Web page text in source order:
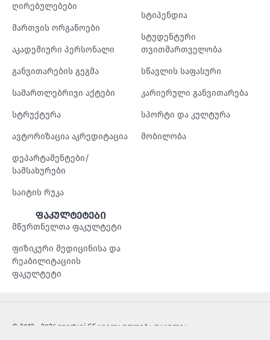
ღირებულებები
მართვის ორგანოები
აკადემიური პერსონალი
განვითარების გეგმა
სამართლებრივი აქტები
სტრუქტურა
ავტორიზაცია აკრედიტაცია
დეპარტამენტები/
სამსახურები
საიტის რუკა
სტიპენდია
სტუდენტური
თვითმართველობა
სწავლის საფასური
კარიერული განვითარება
სპორტი და კულტურა
მობილობა
ფაკულტეტები
მწვრთნელთა ფაკულტეტი
ფიზიკური მედიცინისა და
რეაბილიტაციის
ფაკულტეტი
© 2012 - 2026 sportuni.GE ყველა უფლება დაცულია.